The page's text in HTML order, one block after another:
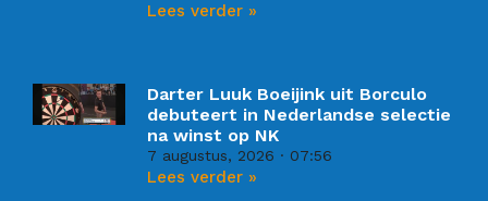
Lees verder »
Darter Luuk Boeijink uit Borculo
debuteert in Nederlandse selectie
na winst op NK
7 augustus, 2026 07:56
Lees verder »